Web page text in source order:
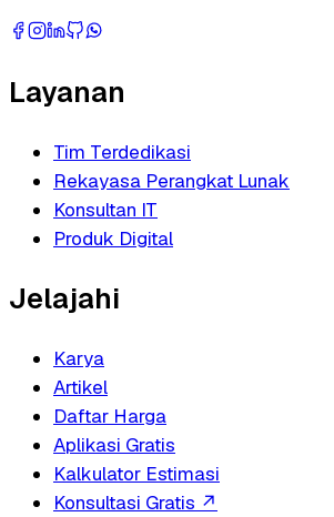
Layanan
Tim Terdedikasi
Rekayasa Perangkat Lunak
Konsultan IT
Produk Digital
Jelajahi
Karya
Artikel
Daftar Harga
Aplikasi Gratis
Kalkulator Estimasi
Konsultasi Gratis ↗